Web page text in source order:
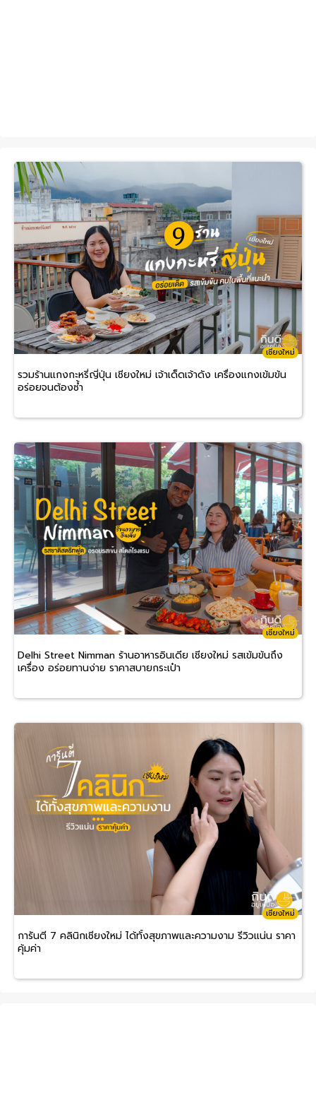
เชียงใหม่
รวมร้านแกงกะหรี่ญี่ปุ่น เชียงใหม่ เจ้าเด็ดเจ้าดัง เครื่องแกงเข้มข้น
อร่อยจนต้องซ้ำ
เชียงใหม่
Delhi Street Nimman ร้านอาหารอินเดีย เชียงใหม่ รสเข้มข้นถึง
เครื่อง อร่อยทานง่าย ราคาสบายกระเป๋า
เชียงใหม่
การันตี 7 คลินิกเชียงใหม่ ได้ทั้งสุขภาพและความงาม รีวิวแน่น ราคา
คุ้มค่า